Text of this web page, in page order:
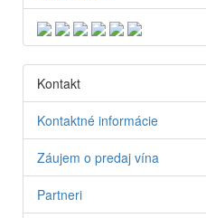
Kontakt
Kontaktné informácie
Záujem o predaj vína
Partneri